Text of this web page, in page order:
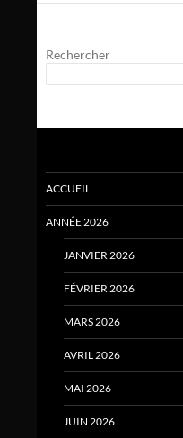
Rechercher
ACCUEIL
ANNÉE 2026
JANVIER 2026
FÉVRIER 2026
MARS 2026
AVRIL 2026
MAI 2026
JUIN 2026